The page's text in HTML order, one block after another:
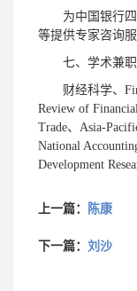
为中国银行
等提供专家咨询服
七、学术兼职
财经科学、
Review of
Trade、Asia-
National
Development
上一篇： 陈康
下一篇： 刘沙